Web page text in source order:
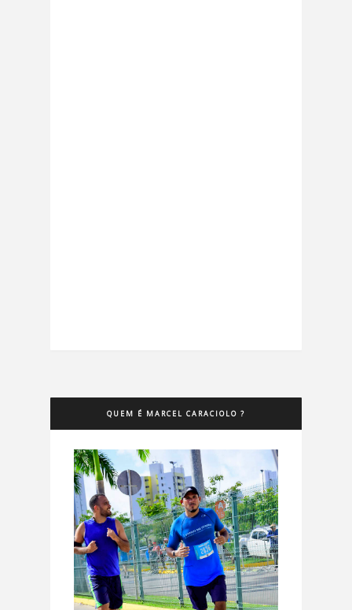
QUEM É MARCEL CARACIOLO ?